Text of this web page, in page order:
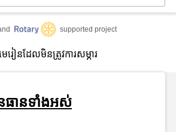
supported project
េរៀនដែលមិនត្រូវការសម្ភារ
ានទាំងអស់